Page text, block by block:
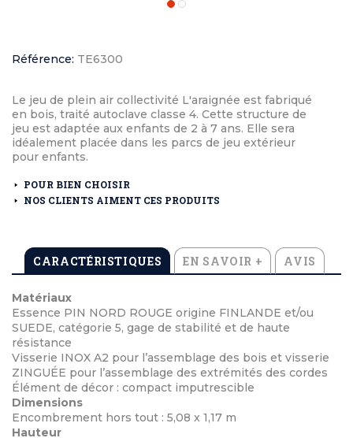
Référence: TE6300
Le jeu de plein air collectivité L'araignée est fabriqué
en bois, traité autoclave classe 4. Cette structure de
jeu est adaptée aux enfants de 2 à 7 ans. Elle sera
idéalement placée dans les parcs de jeu extérieur
pour enfants.
POUR BIEN CHOISIR
NOS CLIENTS AIMENT CES PRODUITS
CARACTÉRISTIQUES EN SAVOIR + AVIS
Matériaux
Essence PIN NORD ROUGE origine FINLANDE et/ou
SUEDE, catégorie 5, gage de stabilité et de haute
résistance
Visserie INOX A2 pour l’assemblage des bois et visserie
ZINGUÉE pour l’assemblage des extrémités des cordes
Élément de décor : compact imputrescible
Dimensions
Encombrement hors tout : 5,08 x 1,17 m
Hauteur